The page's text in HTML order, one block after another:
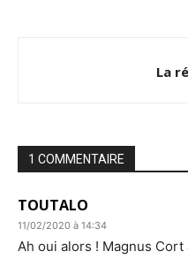
La
1 COMMENTAIRE
TOUTALO
11/02/2020 à 14:34
Ah oui alors ! Magnus